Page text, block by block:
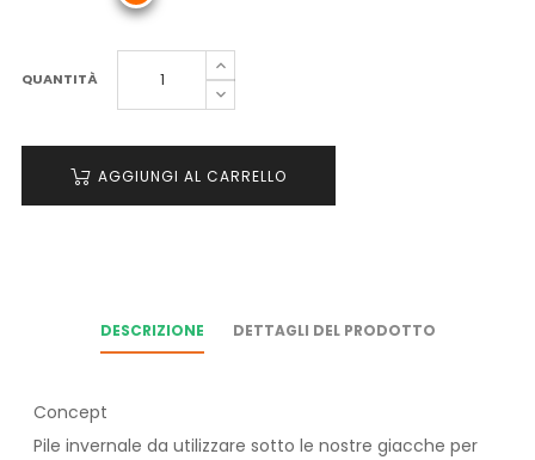
QUANTITÀ
AGGIUNGI AL CARRELLO
DESCRIZIONE DETTAGLI DEL PRODOTTO
Concept
Pile invernale da utilizzare sotto le nostre giacche per